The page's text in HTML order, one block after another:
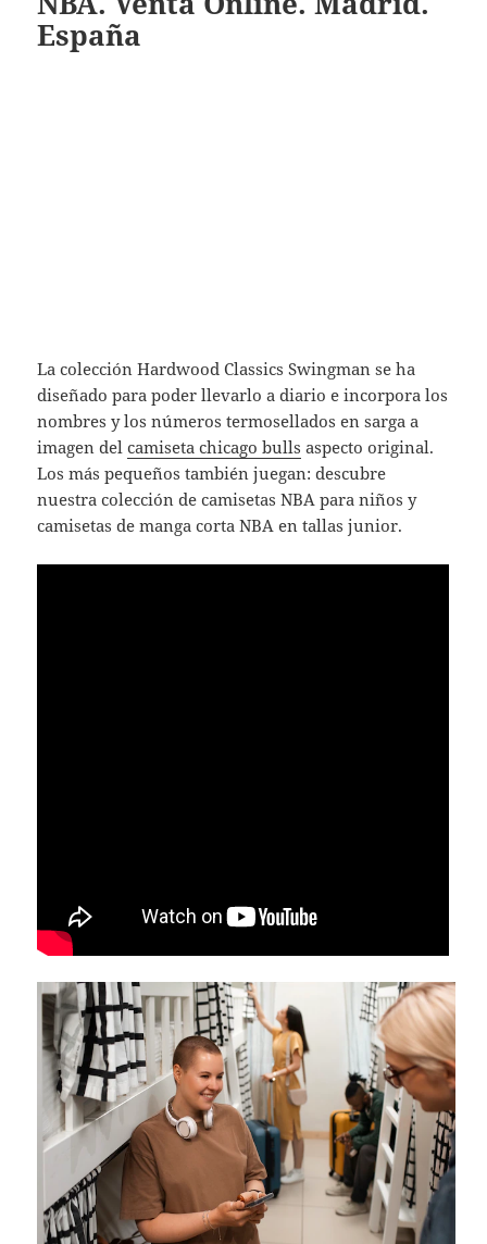
España
La colección Hardwood Classics Swingman se ha
diseñado para poder llevarlo a diario e incorpora los
nombres y los números termosellados en sarga a
imagen delcamiseta chicago bulls aspecto original.
Los más pequeños también juegan: descubre
nuestra colección de camisetas NBA para niños y
camisetas de manga corta NBA en tallas junior.